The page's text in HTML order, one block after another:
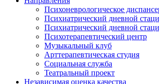
Психоневрологическое
Психиатрический дневной
Психиатрический дневной
Психотерапевтический центр
Музыкальный клуб
Арттерапевтическая студия
Социальная служба
Театральный проект
Независимая оценка качества